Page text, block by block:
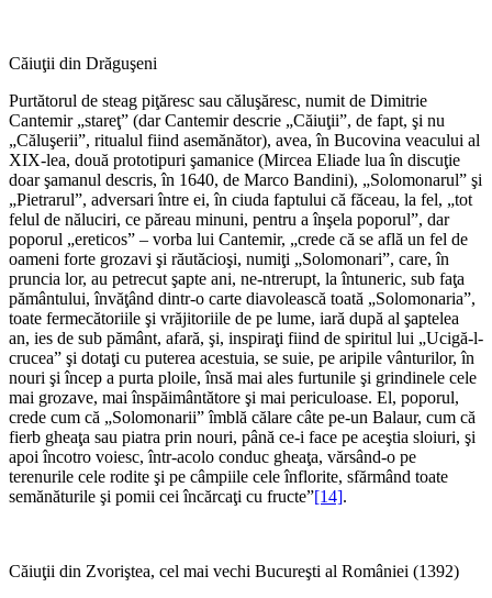
Căiuţii din Drăguşeni
Purtătorul de steag piţăresc sau căluşăresc, numit de Dimitrie
Cantemir „stareţ” (dar Cantemir descrie „Căiuţii”, de fapt, şi nu
„Căluşerii”, ritualul fiind asemănător), avea, în Bucovina veacului al
XIX-lea, două prototipuri şamanice (Mircea Eliade lua în discuţie
doar şamanul descris, în 1640, de Marco Bandini), „Solomonarul” şi
„Pietrarul”, adversari între ei, în ciuda faptului că făceau, la fel, „tot
felul de năluciri, ce păreau minuni, pentru a înşela poporul”, dar
poporul „ereticos” – vorba lui Cantemir, „crede că se află un fel de
oameni forte grozavi şi răutăcioşi, numiţi „Solomo­nari”, care, în
pruncia lor, au petrecut şapte ani, ne-ntrerupt, la întuneric, sub faţa
pământului, învăţând dintr-o carte diavolească toată „Solomonaria”,
toate fermecătoriile şi vrăjitoriile de pe lume, iară după al şaptelea
an, ies de sub pământ, afară, şi, inspiraţi fiind de spiritul lui „Ucigă-l-
crucea” şi dotaţi cu puterea acestuia, se suie, pe aripile vânturilor, în
nouri şi încep a purta ploile, însă mai ales furtunile şi grindinele cele
mai grozave, mai înspăimântătore şi mai periculoase. El, poporul,
crede cum că „Solomonarii” îmblă călare câte pe-un Balaur, cum că
fierb gheaţa sau piatra prin nouri, până ce-i face pe aceştia sloiuri, şi
apoi încotro voiesc, într-acolo conduc gheaţa, vărsând-o pe
terenurile cele rodite şi pe câmpiile cele înflorite, sfărmând toate
semănăturile şi pomii cei încărcaţi cu fructe”[14].
Căiuţii din Zvoriştea, cel mai vechi Bucureşti al României (1392)